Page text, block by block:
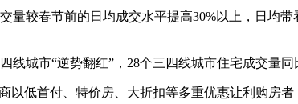
较春节前的日均成交水平提高30%以上，日均带
市“逆势翻红”，28个三四线城市住宅成交量同
低首付、特价房、大折扣等多重优惠让利购房者